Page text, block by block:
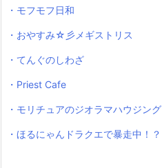
・モフモフ日和
・おやすみ☆彡メギストリス
・てんぐのしわざ
・Priest Cafe
・モリチュアのジオラマハウジング
・ほるにゃんドラクエで暴走中！？